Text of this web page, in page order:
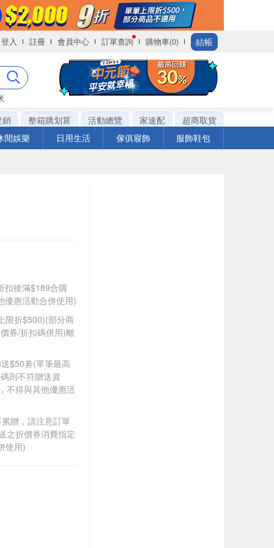
登入 註冊 會員中心 訂單查詢 購物車(0) 結帳
銷
整箱購划算 活動總覽 家速配
超商取貨
閒娛樂
日用生活 傢俱寢飾 服飾鞋包
扣後滿$189合購
優惠活動合併使用)
限折$500)(部分商
券/折扣碼併用)離
$50劵(單筆最高
則不符贈送資
不得與其他優惠活
贈，請注意訂單
之折價券消費指定
使用)